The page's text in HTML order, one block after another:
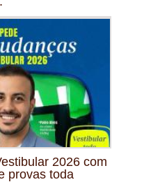
2026 com
provas toda